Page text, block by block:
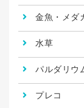
金魚・メダ
水草
パルダリウ
プレコ